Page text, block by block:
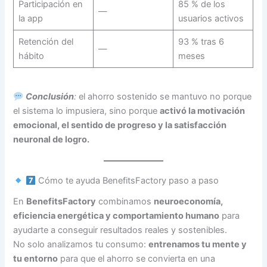
Participación en
la app
—
85 % de los
usuarios activos
Retención del
hábito
—
93 % tras 6
meses
Conclusión: el ahorro sostenido se mantuvo no porque
el sistema lo impusiera, sino porqueactivó la motivación
emocional, el sentido de progreso y la satisfacción
neuronal de logro.
Cómo te ayuda BenefitsFactory paso a paso
En BenefitsFactory combinamos neuroeconomía,
eficiencia energética y comportamiento humano para
ayudarte a conseguir resultados reales y sostenibles.
No solo analizamos tu consumo:entrenamos tu mente y
tu entorno para que el ahorro se convierta en una